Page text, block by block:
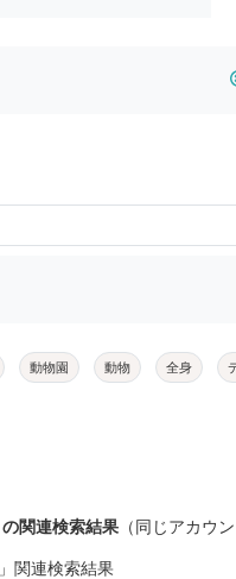
動物園 動物 全身
関連検索結果 （同じアカウ
関連検索結果